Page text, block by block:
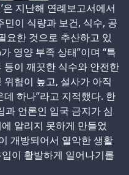
은 지난해 연례보고서에서
민이 식량과 보건, 식수, 공
요한 것으로 추산하고 있
영양 부족 상태”이며 “특
이 깨끗한 식수와 안전한
험이 높고, 설사가 아직
하나”라고 지적했다. 한
과 언론인 입국 금지가 심
알리지 못하게 만들었
개방되어서 열악한 생활
이 활발하게 일어나기를